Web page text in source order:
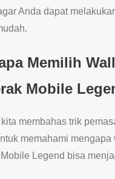
Anda dapat
Memilih
Mobile
membahas trik
memahami mengapa
Legend bisa